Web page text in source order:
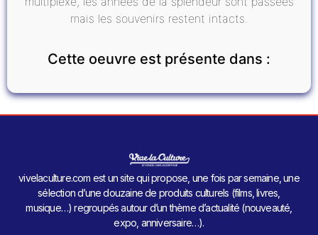
mais les souvenirs restent intacts.
Cette oeuvre est présente dans :
vivelaculture.com est un site qui propose, une fois par semaine, une
sélection d’une douzaine de produits culturels (films, livres,
musique…) regroupés autour d’un thème d’actualité (nouveauté,
expo, anniversaire…).